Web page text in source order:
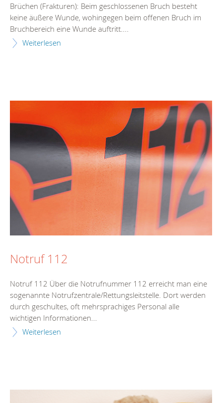
Brüchen (Frakturen): Beim geschlossenen Bruch besteht
keine äußere Wunde, wohingegen beim offenen Bruch im
Bruchbereich eine Wunde auftritt....
Weiterlesen
Notruf 112
Notruf 112 Über die Notrufnummer 112 erreicht man eine
sogenannte Notrufzentrale/Rettungsleitstelle. Dort werden
durch geschultes, oft mehrsprachiges Personal alle
wichtigen Informationen...
Weiterlesen